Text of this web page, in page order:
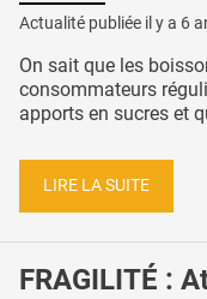
Actualité publiée il y a 6
On sait que les
consommateurs
apports en sucres et
LIRE LA SUITE
FRAGILITÉ :